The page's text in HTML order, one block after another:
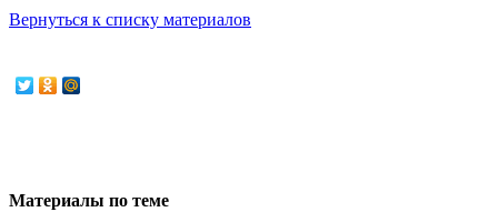
Вернуться к списку материалов
Материалы по теме